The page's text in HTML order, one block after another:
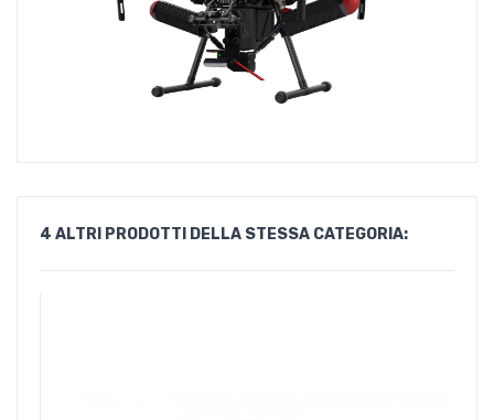
4 ALTRI PRODOTTI DELLA STESSA CATEGORIA: